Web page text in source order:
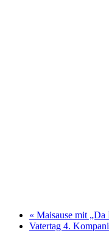
« Maisause mit „Da
Vatertag 4.